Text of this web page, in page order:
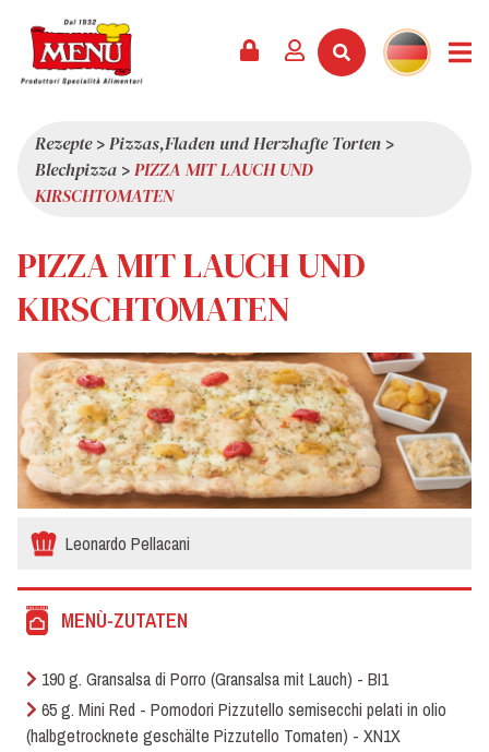
KATALOG
SERVICES
NEUHEITEN
PRÄMIEN
ÜBER UNS
QUALITÄT
INTERESSANTES
SHOWROOM
Rezepte>Pizzas,Fladen und Herzhafte Torten >
Blechpizza >PIZZA MIT LAUCH UND
KIRSCHTOMATEN
PIZZA MIT LAUCH UND
KIRSCHTOMATEN
Leonardo Pellacani
MENÙ-ZUTATEN
190 g. Gransalsa di Porro (Gransalsa mit Lauch) - BI1
65 g. Mini Red - Pomodori Pizzutello semisecchi pelati in olio
(halbgetrocknete geschälte Pizzutello Tomaten) - XN1X